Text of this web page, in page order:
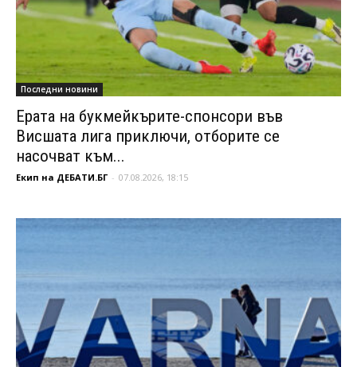
Последни новини
Ерата на букмейкърите-спонсори във
Висшата лига приключи, отборите се
насочват към...
Екип на ДЕБАТИ.БГ - 07.08.2026, 18:15